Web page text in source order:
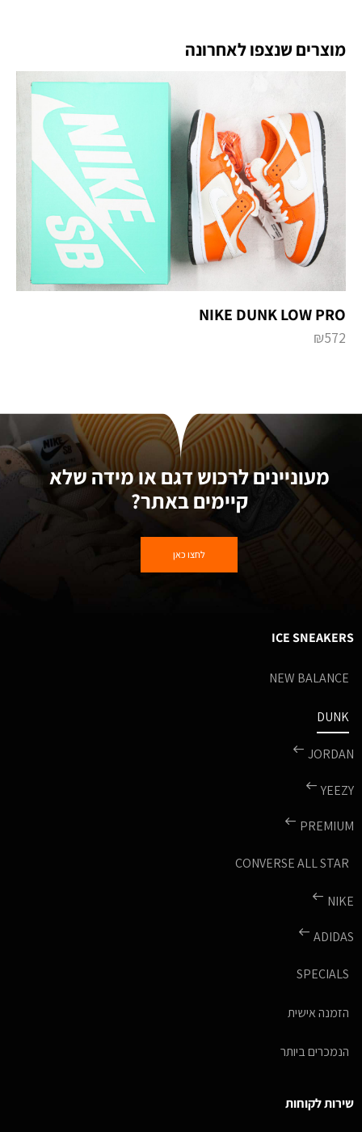
מוצרים שנצפו לאחרונה
NIKE DUNK LOW PRO
₪572
מעוניינים לרכוש דגם או מידה שלא
קיימים באתר?
לחצו כאן
ICE SNEAKERS
NEW BALANCE
DUNK
JORDAN
YEEZY
PREMIUM
CONVERSE ALL STAR
NIKE
ADIDAS
SPECIALS
הזמנה אישית
הנמכרים ביותר
שירות לקוחות